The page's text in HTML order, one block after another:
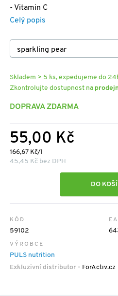
- Vitamin C
Celý popis
Skladem > 5 ks, expedujeme do
Zkontrolujte dostupnost na
DOPRAVA ZDARMA
55,00 Kč
166,67 Kč/l
45,45 Kč bez DPH
DO
KÓD
59102
VÝROBCE
PULS nutrition
Exkluzivní distributor - ForActiv.cz